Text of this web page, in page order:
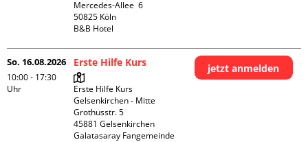
Mercedes-Allee  6
50825 Köln
B&B Hotel
So. 16.08.2026
10:00 - 17:30
Uhr
Erste Hilfe Kurs
Erste Hilfe Kurs
Gelsenkirchen - Mitte
Grothusstr. 5
45881 Gelsenkirchen
Galatasaray Fangemeinde
jetzt anmelden